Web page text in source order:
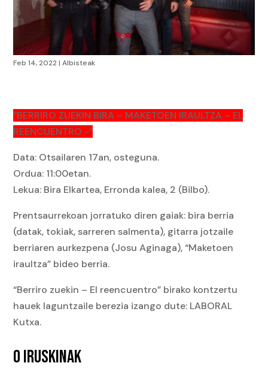
Feb 14, 2022|Albisteak
“BERRIRO ZUEKIN BIRA – MAKETOEN IRAULTZA – EL
REENCUENTRO -”
Data: Otsailaren 17an, osteguna.
Ordua: 11:00etan.
Lekua: Bira Elkartea, Erronda kalea, 2 (Bilbo).
Prentsaurrekoan jorratuko diren gaiak: bira berria
(datak, tokiak, sarreren salmenta), gitarra jotzaile
berriaren aurkezpena (Josu Aginaga), “Maketoen
iraultza” bideo berria.
“Berriro zuekin – El reencuentro” birako kontzertu
hauek laguntzaile berezia izango dute: LABORAL
Kutxa.
0 IRUSKINAK